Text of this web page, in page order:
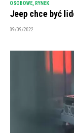
OSOBOWE RYNEK
Jeep chce być
09/09/2022